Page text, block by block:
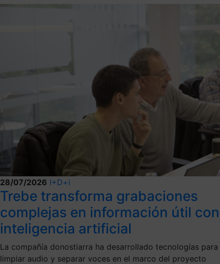
28/07/2026 I+D+i
Trebe transforma grabaciones
complejas en información útil con
inteligencia artificial
La compañía donostiarra ha desarrollado tecnologías para
limpiar audio y separar voces en el marco del proyecto